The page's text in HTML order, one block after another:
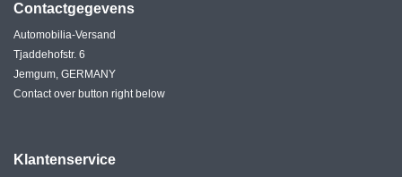
Contactgegevens
Automobilia-Versand
Tjaddehofstr. 6
Jemgum, GERMANY
Contact over button right below
Klantenservice